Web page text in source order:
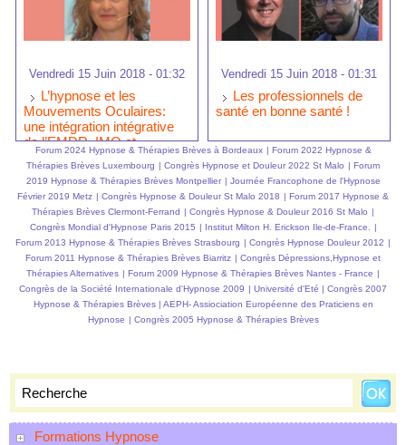
Formations Hypnose
Vendredi 15 Juin 2018 - 01:32
L’hypnose et les
Mouvements Oculaires:
une intégration intégrative
de l’EMDR, IMO et
l'hypnose ericksonienne
Vendredi 15 Juin 2018 - 01:31
Les professionnels de
santé en bonne santé !
Forum 2024 Hypnose & Thérapies Brèves à Bordeaux | Forum 2022 Hypnose &
Thérapies Brèves Luxembourg | Congrès Hypnose et Douleur 2022 St Malo | Forum
2019 Hypnose & Thérapies Brèves Montpellier | Journée Francophone de l'Hypnose
Février 2019 Metz | Congrès Hypnose & Douleur St Malo 2018 | Forum 2017 Hypnose &
Thérapies Brèves Clermont-Ferrand | Congrès Hypnose & Douleur 2016 St Malo |
Congrès Mondial d'Hypnose Paris 2015 | Institut Milton H. Erickson Ile-de-France. |
Forum 2013 Hypnose & Thérapies Brèves Strasbourg | Congrès Hypnose Douleur 2012 |
Forum 2011 Hypnose & Thérapies Brèves Biarritz | Congrès Dépressions,Hypnose et
Thérapies Alternatives | Forum 2009 Hypnose & Thérapies Brèves Nantes - France |
Congrès de la Société Internationale d'Hypnose 2009 | Université d'Eté | Congrès 2007
Hypnose & Thérapies Brèves | AEPH- Assiociation Européenne des Praticiens en
Hypnose | Congrès 2005 Hypnose & Thérapies Brèves